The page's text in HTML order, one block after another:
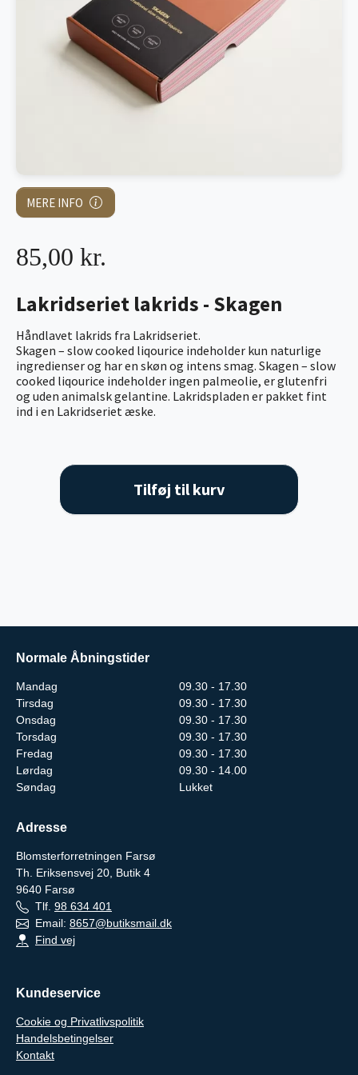
MERE INFO
Lakridseriet lakrids - Skagen
Håndlavet lakrids fra Lakridseriet.
Skagen – slow cooked liqourice indeholder kun naturlige
ingredienser og har en skøn og intens smag. Skagen – slow
cooked liqourice indeholder ingen palmeolie, er glutenfri
og uden animalsk gelantine. Lakridspladen er pakket fint
ind i en Lakridseriet æske.
85,00 kr.
Tilføj til kurv
Normale Åbningstider
Mandag
09.30 - 17.30
Tirsdag
09.30 - 17.30
Onsdag
09.30 - 17.30
Torsdag
09.30 - 17.30
Fredag
09.30 - 17.30
Lørdag
09.30 - 14.00
Søndag
Lukket
Adresse
Blomsterforretningen Farsø
Th. Eriksensvej 20, Butik 4
9640 Farsø
Tlf. 98 634 401
Email: 8657@butiksmail.dk
Find vej
Kundeservice
Cookie og Privatlivspolitik
Handelsbetingelser
Kontakt